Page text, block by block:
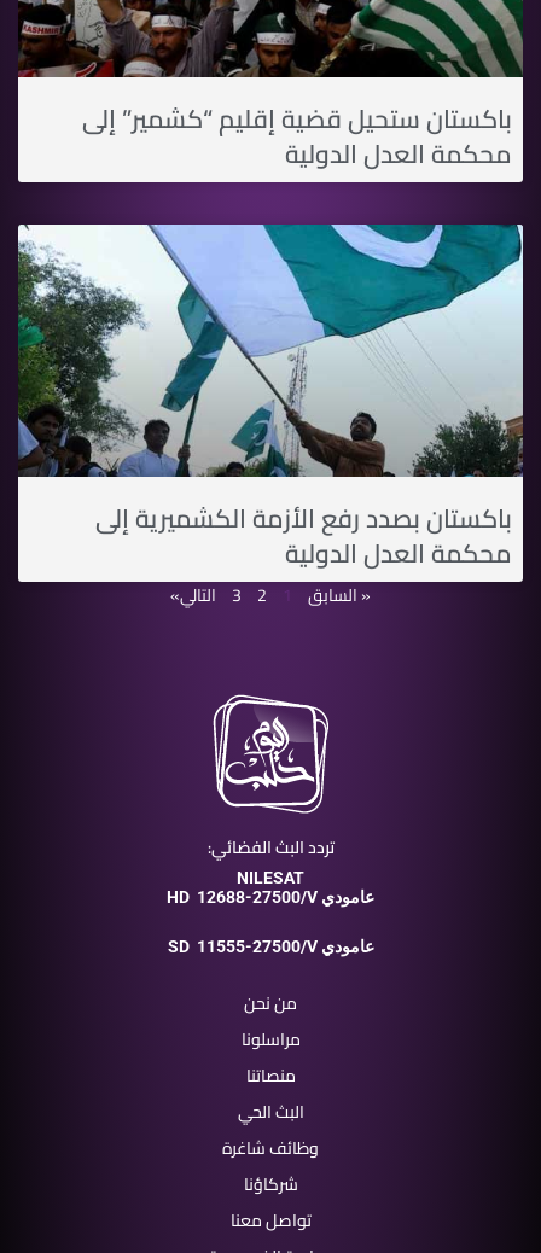
باكستان ستحيل قضية إقليم “كشمير” إلى
محكمة العدل الدولية
باكستان بصدد رفع الأزمة الكشميرية إلى
محكمة العدل الدولية
« السابق 1
2
3 التالي»
تردد البث الفضائي:
NILESAT
HD
12688-27500/V عامودي
SD 11555-27500/V عامودي
من نحن
مراسلونا
منصاتنا
البث الحي
وظائف شاغرة
شركاؤنا
تواصل معنا